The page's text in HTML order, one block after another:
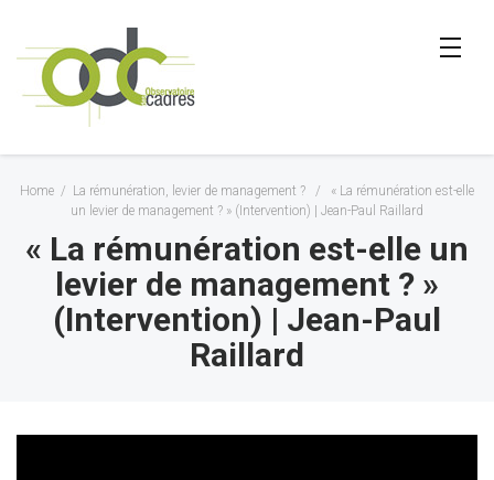
Home / La rémunération, levier de management ? /
« La rémunération est-elle
un levier de management ? » (Intervention) | Jean-Paul Raillard
« La rémunération est-elle un
levier de management ? »
(Intervention) | Jean-Paul
Raillard